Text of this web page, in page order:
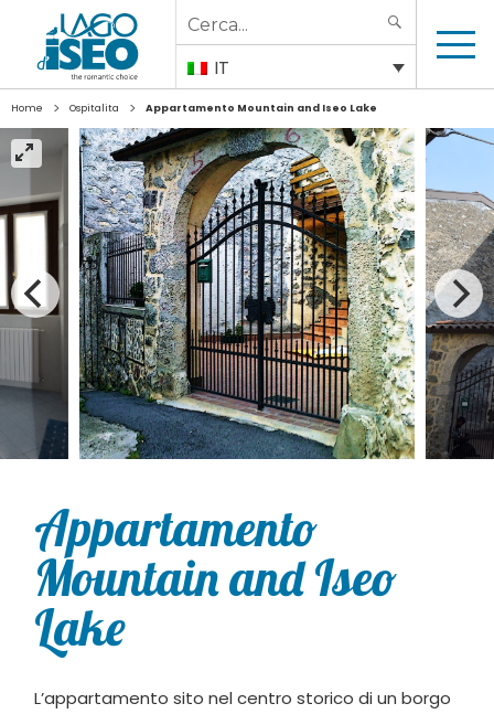
Search
for:
IT
Home > Ospitalita > Appartamento Mountain and Iseo Lake
Appartamento
Mountain and Iseo
Lake
L’appartamento sito nel centro storico di un borgo